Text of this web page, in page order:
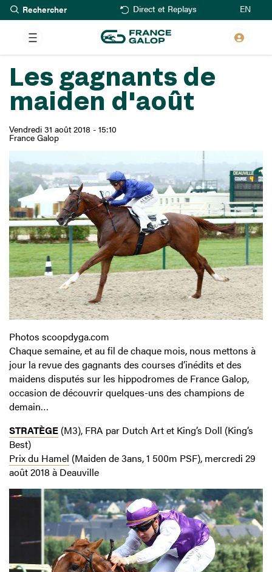
Aller
au
contenu
principal
Rechercher Direct et Replays EN
Les gagnants de
maiden d'août
Vendredi 31 août 2018 - 15:10
France Galop
Photos scoopdyga.com
Chaque semaine, et au fil de chaque mois, nous mettons à
jour la revue des gagnants des courses d’inédits et des
maidens disputés sur les hippodromes de France Galop,
occasion de découvrir quelques-uns des champions de
demain…
STRATÈGE (M3), FRA par Dutch Art et King’s Doll (King’s
Best)
Prix du Hamel (Maiden de 3ans, 1 500m PSF), mercredi 29
août 2018 à Deauville